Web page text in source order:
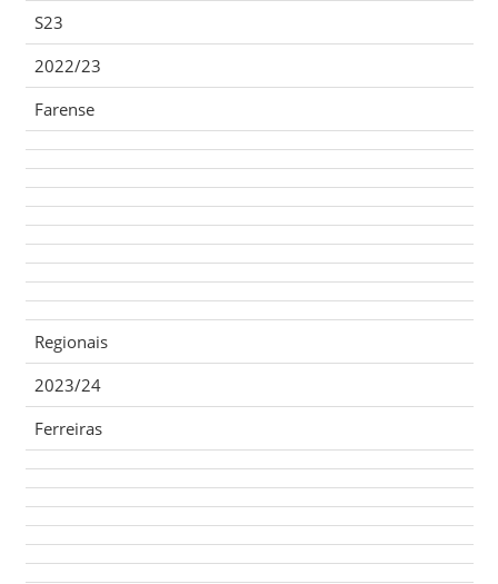
S23
2022/23
Farense
Regionais
2023/24
Ferreiras